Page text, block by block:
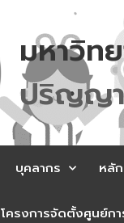
มหาวิท
ปรญญ
บุคลากร หลั
โครงการจัดตั้งศูนย์ก